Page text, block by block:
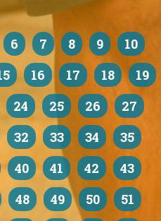
6 7 8 9
10
16 17 18
19
24 25 26
27
32 33 34
35
40 41 42
43
48 49 50
51